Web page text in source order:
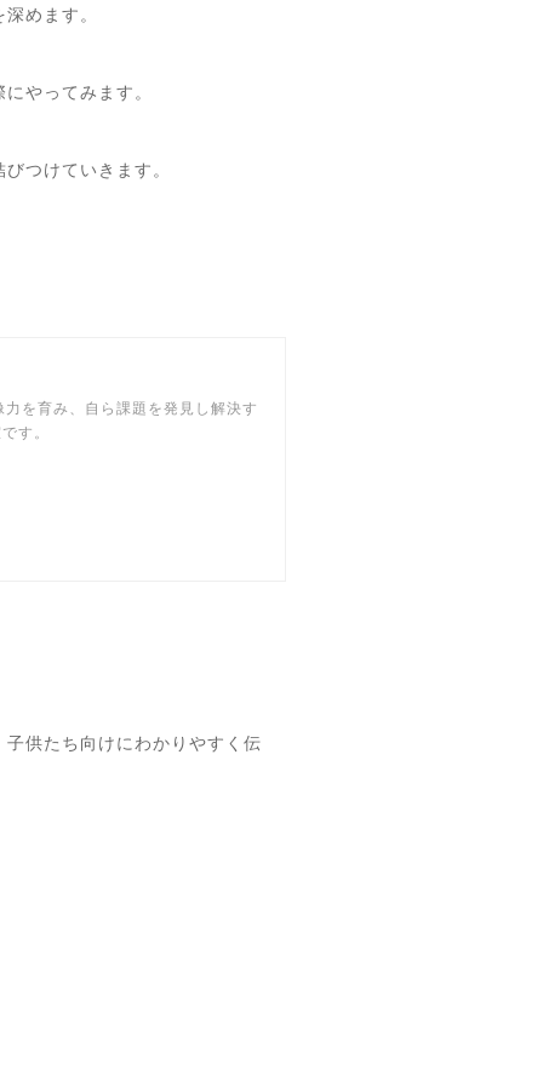
めます。
やってみます。
つけていきます。
を育み、自ら課題を発見し解決す
す。
供たち向けにわかりやすく伝